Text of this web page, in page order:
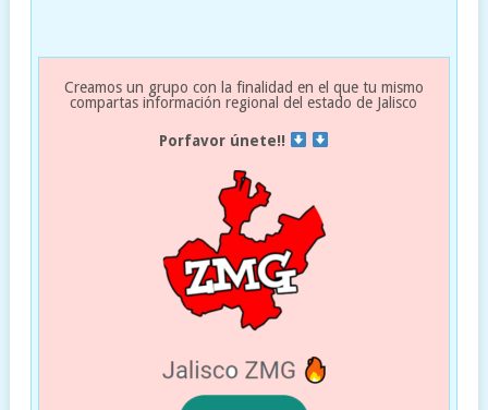
Creamos un grupo con la finalidad en el que tu mismo
compartas información regional del estado de Jalisco
Porfavor únete!!